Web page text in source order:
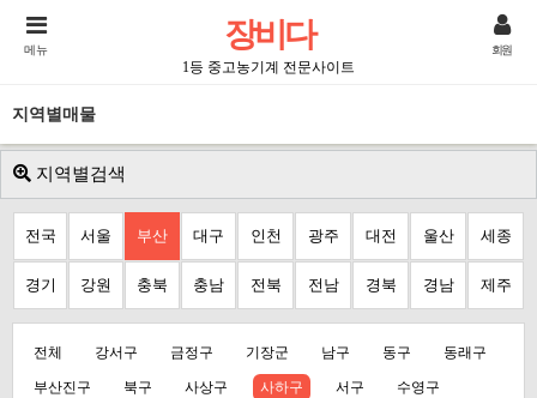
장비다
1등 중고농기계 전문사이트
메뉴 회원
지역별매물
지역별검색
전국 서울 부산 대구 인천 광주 대전 울산 세종
경기 강원 충북 충남 전북 전남 경북 경남 제주
전체 강서구 금정구 기장군 남구 동구 동래구
부산진구 북구 사상구 사하구 서구 수영구